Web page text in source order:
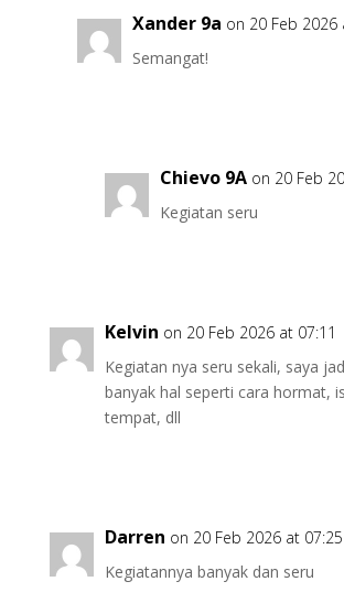
Xander 9a on 20 Feb 2026
Semangat!
Chievo 9A on 20 Feb
Kegiatan seru
Kelvin on 20 Feb 2026 at 07:11
Kegiatan nya seru sekali, saya
banyak hal seperti cara hormat,
tempat, dll
Darren on 20 Feb 2026 at 07:25
Kegiatannya banyak dan seru